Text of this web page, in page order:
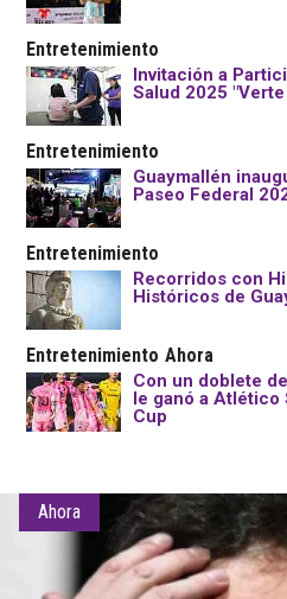
Entretenimiento
Invitación a
Salud 2025
Entretenimiento
Guaymallén
Paseo Federal
Entretenimiento
Recorridos con
Históricos de
Entretenimiento Ahora
Con un doblete
le ganó a Atlético
Cup
Ahora